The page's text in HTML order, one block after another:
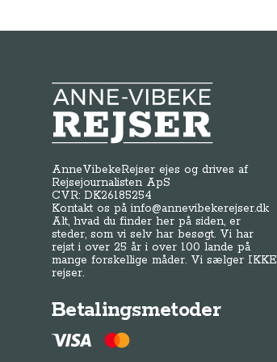
Anne-Vibeke Rejser
AnneVibekeRejser ejes og drives af
Rejsejournalisten ApS
CVR: DK26185254
Kontakt os påinfo@annevibekerejser.dk
Alt, hvad du finder her på siden, er
steder, som vi selv har besøgt. Vi har
rejst i over 25 år i over 100 lande på
mange forskellige måder. Vi sælger IKKE
rejser.
Betalingsmetoder